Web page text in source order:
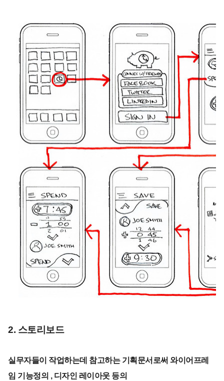
2. 스토리보드
실무자들이 작업하는데 참고하는 기획문서로써 와이어프레
임 기능정의 , 디자인 레이아웃 등의